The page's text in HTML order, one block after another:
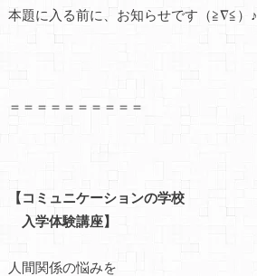
本題に入る前に、お知らせです（≧∇≦）♪
＝＝＝＝＝＝＝＝＝＝
【コミュニケーションの学校
入学体験講座】
人間関係の悩みを